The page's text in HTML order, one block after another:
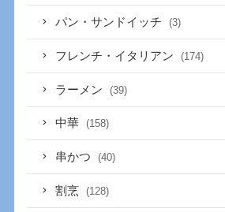
パン・サンドイッチ (3)
フレンチ・イタリアン (174)
ラーメン (39)
中華 (158)
串かつ (40)
割烹 (128)